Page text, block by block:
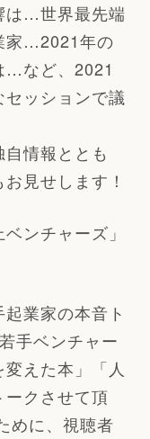
は…世界最先端
家…2021年の
…など、2021
ッションで議
情報ととも
見せします！
ンチャーズ」
業家の本音ト
手ベンチャー
えた本」「人
クさせて頂
めに、視聴者